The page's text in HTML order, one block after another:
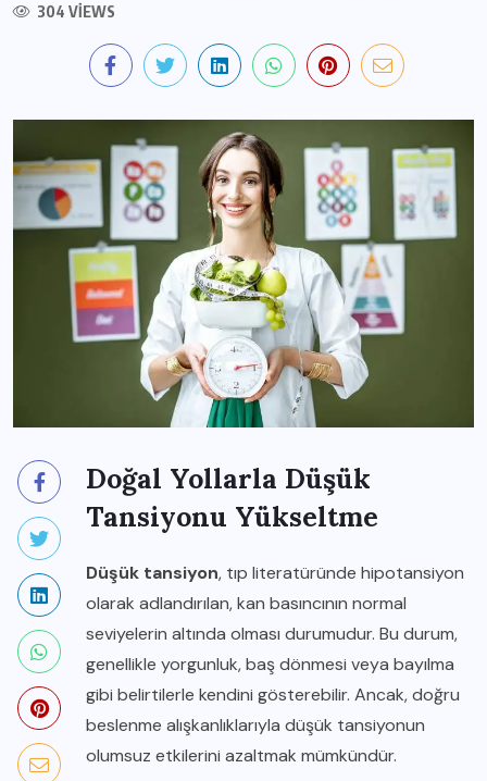
304 VIEWS
Doğal Yollarla Düşük
Tansiyonu Yükseltme
Düşük tansiyon, tıp literatüründe hipotansiyon
olarak adlandırılan, kan basıncının normal
seviyelerin altında olması durumudur. Bu durum,
genellikle yorgunluk, baş dönmesi veya bayılma
gibi belirtilerle kendini gösterebilir. Ancak, doğru
beslenme alışkanlıklarıyla düşük tansiyonun
olumsuz etkilerini azaltmak mümkündür.